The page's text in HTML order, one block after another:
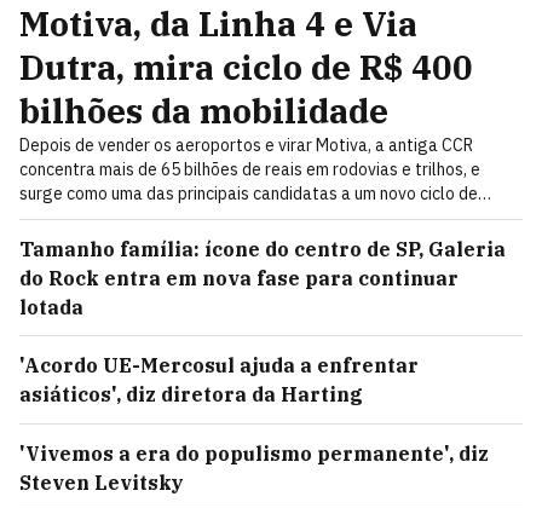
Motiva, da Linha 4 e Via
Dutra, mira ciclo de R$ 400
bilhões da mobilidade
Depois de vender os aeroportos e virar Motiva, a antiga CCR
concentra mais de 65 bilhões de reais em rodovias e trilhos, e
surge como uma das principais candidatas a um novo ciclo de
mobilidade de 400 bilhões de reais
Tamanho família: ícone do centro de SP, Galeria
do Rock entra em nova fase para continuar
lotada
'Acordo UE-Mercosul ajuda a enfrentar
asiáticos', diz diretora da Harting
'Vivemos a era do populismo permanente', diz
Steven Levitsky